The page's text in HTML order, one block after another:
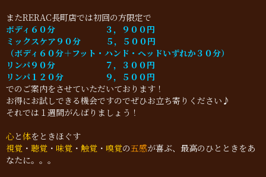
またRERAC長町店では初回の方限定で
ボディ６０分 ３，９００円
ミックスケア９０分 ５，５００円
（ボディ６０分＋フット・ハンド・ヘッドいずれか３０分）
リンパ９０分 ７，３００円
リンパ１２０分 ９，５００円
でのご案内をさせていただいております！
お得にお試しできる機会ですのでぜひお立ち寄りください♪
それでは１週間がんばりましょう！
心と体をときほぐす
視覚 ・ 聴覚 ・ 味覚 ・ 触覚 ・ 嗅覚の五感が喜ぶ、最高のひとときをあ
なたに。。。